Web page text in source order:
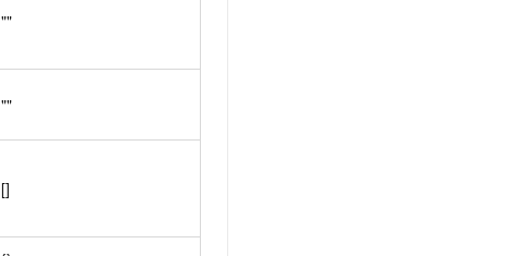
""
""
[]